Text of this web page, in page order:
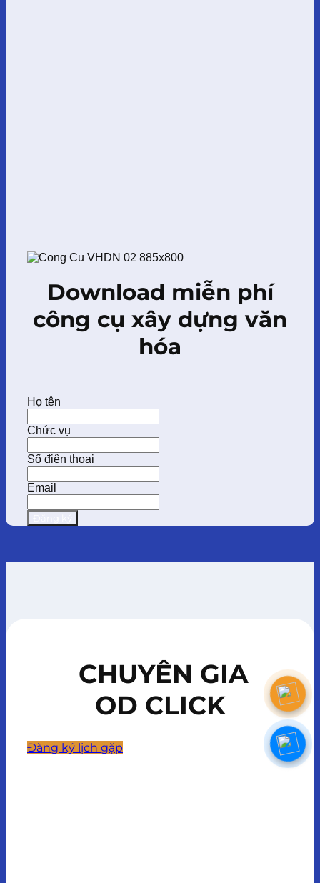
Download miễn phí
công cụ xây dựng văn
hóa
Họ tên
Chức vụ
Số điện thoại
Email
CHUYÊN GIA
OD CLICK
Đăng ký lịch gặp